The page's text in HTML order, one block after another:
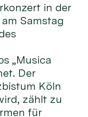
in der
Samstag
„Musica
Der
Köln
zählt zu
für